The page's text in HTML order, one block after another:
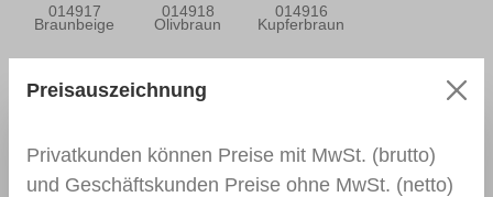
014917
Braunbeige
014918
Olivbraun
014916
Kupferbraun
Dunkelbraun
Preisauszeichnung
Privatkunden können Preise mit MwSt. (brutto)
und Geschäftskunden Preise ohne MwSt. (netto)